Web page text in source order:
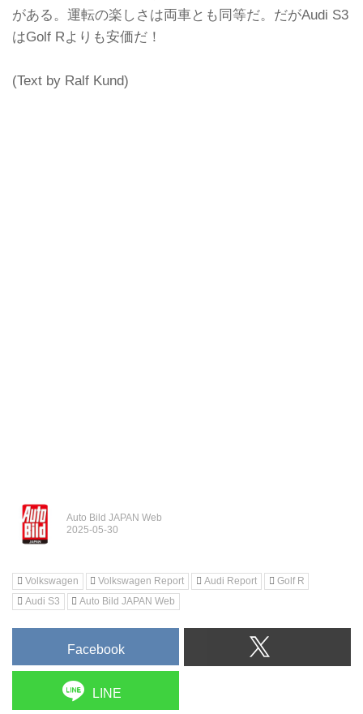
がある。運転の楽しさは両車とも同等だ。だがAudi S3
はGolf Rよりも安価だ！
(Text by Ralf Kund)
Auto Bild JAPAN Web
Volkswagen Volkswagen Report Audi Report
Golf R
Audi S3
Auto Bild JAPAN Web
Facebook
LINE